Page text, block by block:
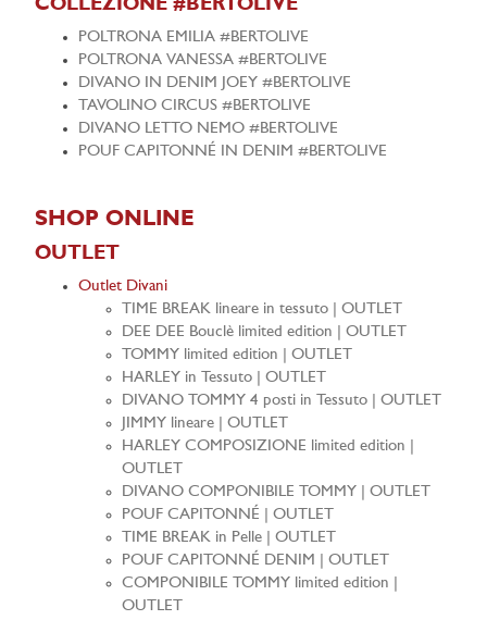
COLLEZIONE #BERTOLIVE
POLTRONA EMILIA #BERTOLIVE
POLTRONA VANESSA #BERTOLIVE
DIVANO IN DENIM JOEY #BERTOLIVE
TAVOLINO CIRCUS #BERTOLIVE
DIVANO LETTO NEMO #BERTOLIVE
POUF CAPITONNÉ IN DENIM #BERTOLIVE
SHOP ONLINE
OUTLET
Outlet Divani
TIME BREAK lineare in tessuto | OUTLET
DEE DEE Bouclè limited edition | OUTLET
TOMMY limited edition | OUTLET
HARLEY in Tessuto | OUTLET
DIVANO TOMMY 4 posti in Tessuto | OUTLET
JIMMY lineare | OUTLET
HARLEY COMPOSIZIONE limited edition |
OUTLET
DIVANO COMPONIBILE TOMMY | OUTLET
POUF CAPITONNÉ | OUTLET
TIME BREAK in Pelle | OUTLET
POUF CAPITONNÉ DENIM | OUTLET
COMPONIBILE TOMMY limited edition |
OUTLET